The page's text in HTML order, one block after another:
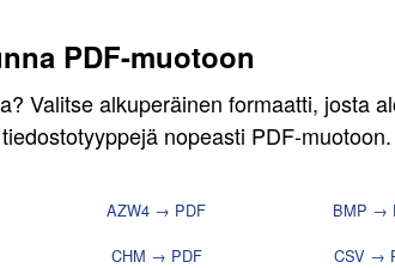
PDF-muotoon
Valitse alkuperäinen formaatti, josta
nopeasti PDF-muotoon.
AZW4 → PDF BMP →
CHM → PDF CSV →